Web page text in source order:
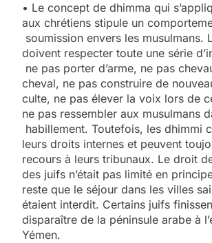
• Le concept de dhimma qui
aux chrétiens stipule un
soumission envers les musulmans.
doivent respecter toute une série
ne pas porter d’arme, ne pas
cheval, ne pas construire de
culte, ne pas élever la voix lors de
ne pas ressembler aux musulmans
habillement. Toutefois, les dhimmi
leurs droits internes et peuvent
recours à leurs tribunaux. Le droit
des juifs n’était pas limité en
reste que le séjour dans les villes
étaient interdit. Certains juifs
disparaître de la péninsule arabe à
Yémen.